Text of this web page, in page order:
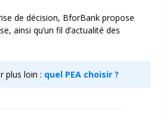
de décision, BforBank propose
ainsi qu’un fil d’actualité des
plus loin : quel PEA choisir ?